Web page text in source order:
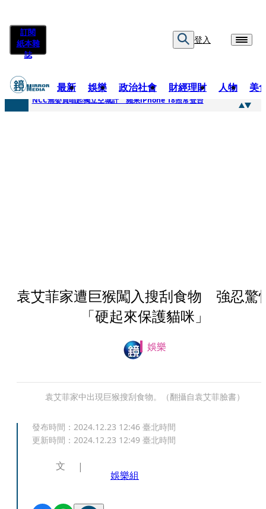
訂閱
紙本雜
誌
登入
最新 娛樂 政治社會 財經理財 人物 美
快訊
NCC無委員唱起獨立空城計 蘋果iPhone 18照常登台
袁艾菲家遭巨猴闖入搜刮食物 強忍驚
「硬起來保護貓咪」
娛樂
袁艾菲家中出現巨猴搜刮食物。（翻攝自袁艾菲臉書）
發布時間： 2024.12.23 12:46 臺北時間
更新時間： 2024.12.23 12:49 臺北時間
文
娛樂組